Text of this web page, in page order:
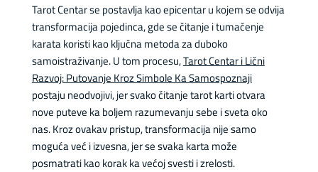
Tarot Centar se postavlja kao epicentar u kojem se odvija
transformacija pojedinca, gde se čitanje i tumačenje
karata koristi kao ključna metoda za duboko
samoistraživanje. U tom procesu,Tarot Centar i Lični
Razvoj: Putovanje Kroz Simbole Ka Samospoznaji
postaju neodvojivi, jer svako čitanje tarot karti otvara
nove puteve ka boljem razumevanju sebe i sveta oko
nas. Kroz ovakav pristup, transformacija nije samo
moguća već i izvesna, jer se svaka karta može
posmatrati kao korak ka većoj svesti i zrelosti.